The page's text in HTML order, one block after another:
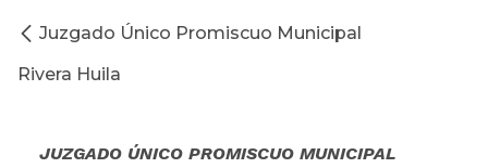
Juzgado Único Promiscuo Municipal
Rivera Huila
JUZGADO ÚNICO PROMISCUO MUNICIPAL